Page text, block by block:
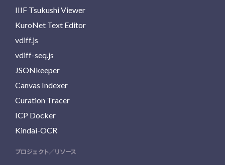
IIIF Tsukushi Viewer
KuroNet Text Editor
vdiff.js
vdiff-seq.js
JSONkeeper
Canvas Indexer
Curation Tracer
ICP Docker
Kindai-OCR
プロジェクト／リソース